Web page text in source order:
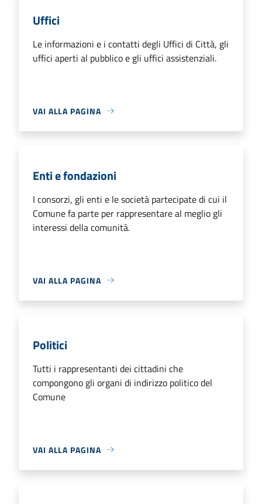
Uffici
Le informazioni e i contatti degli Uffici di Città, gli
uffici aperti al pubblico e gli uffici assistenziali.
VAI ALLA PAGINA
Enti e fondazioni
I consorzi, gli enti e le società partecipate di cui il
Comune fa parte per rappresentare al meglio gli
interessi della comunità.
VAI ALLA PAGINA
Politici
Tutti i rappresentanti dei cittadini che
compongono gli organi di indirizzo politico del
Comune
VAI ALLA PAGINA